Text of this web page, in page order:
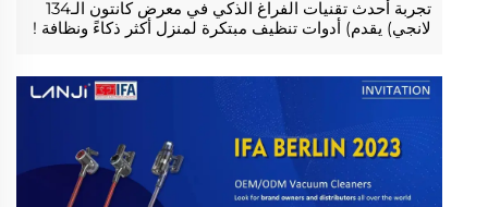
تجربة أحدث تقنيات الفراغ الذكي في معرض كانتون الـ134
لانجي) يقدم) أدوات تنظيف مبتكرة لمنزل أكثر ذكاءً ونظافة !